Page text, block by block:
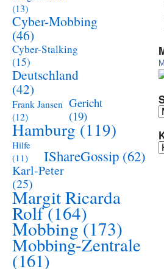
(13)
Cyber-Mobbing
(46)
Cyber-Stalking
(15)
Deutschland
(42)
Frank Jansen
(12)
Gericht
(19)
Hamburg (119)
Hilfe
(11)
IShareGossip (62)
Karl-Peter
(25)
Margit Ricarda
Rolf(164)
Mobbing(173)
Mobbing-Zentrale
(161)